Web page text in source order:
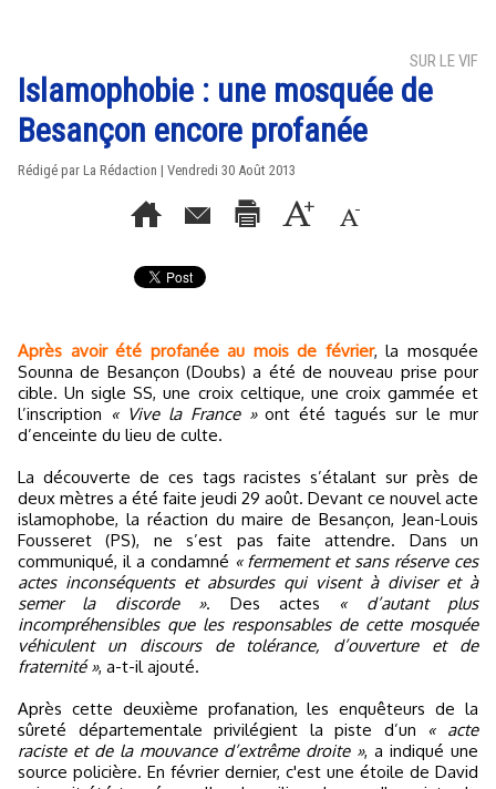
SUR LE VIF
Islamophobie : une mosquée de
Besançon encore profanée
Rédigé par La Rédaction | Vendredi 30 Août 2013
Après avoir été profanée au mois de février, la mosquée
Sounna de Besançon (Doubs) a été de nouveau prise pour
cible. Un sigle SS, une croix celtique, une croix gammée et
l’inscription « Vive la France »ont été tagués sur le mur
d’enceinte du lieu de culte.
La découverte de ces tags racistes s’étalant sur près de
deux mètres a été faite jeudi 29 août. Devant ce nouvel acte
islamophobe, la réaction du maire de Besançon, Jean-Louis
Fousseret (PS), ne s’est pas faite attendre. Dans un
communiqué, il a condamné « fermement et sans réserve ces
actes inconséquents et absurdes qui visent à diviser et à
semer la discorde ». Des actes « d’autant plus
incompréhensibles que les responsables de cette mosquée
véhiculent un discours de tolérance, d’ouverture et de
fraternité », a-t-il ajouté.
Après cette deuxième profanation, les enquêteurs de la
sûreté départementale privilégient la piste d’un « acte
raciste et de la mouvance d’extrême droite », a indiqué une
source policière. En février dernier, c'est une étoile de David